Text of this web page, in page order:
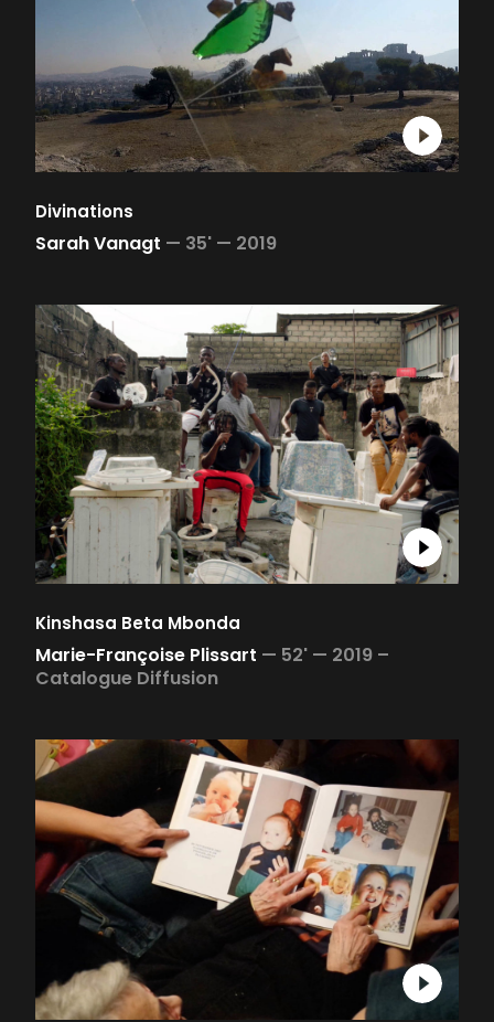
Divinations
Sarah Vanagt — 35' — 2019
Kinshasa Beta Mbonda
Marie-Françoise Plissart — 52' — 2019 –
Catalogue Diffusion